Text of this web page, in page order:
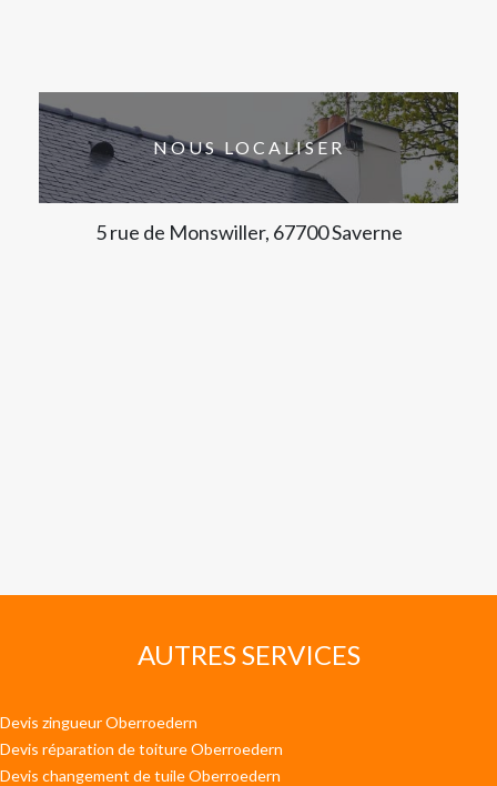
NOUS LOCALISER
5 rue de Monswiller, 67700 Saverne
AUTRES SERVICES
Devis zingueur Oberroedern
Devis réparation de toiture Oberroedern
Devis changement de tuile Oberroedern